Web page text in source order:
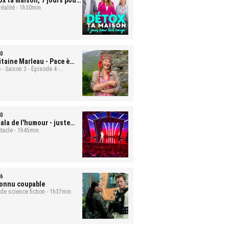
ranger - Mona et Bastien
- 1h30min.
Marleau - Pace è
- Saison 3 - Épisode 4 -
de l'humour - juste
rire- 1h45min.
coupable
science fiction - 1h37min.